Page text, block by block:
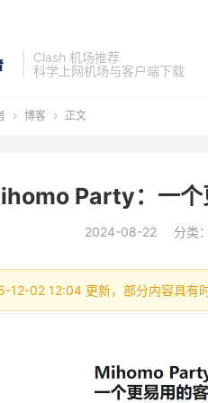
Clash 机场推荐
科学上网机场与客户端下载
 博客  正文
Party：一
2024-08-22 分类
12-02 12:04 更新，部分内容具有